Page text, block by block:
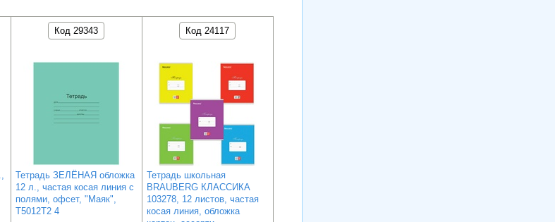
Код 29343
Тетрадь ЗЕЛЁНАЯ обложка
12 л., частая косая линия с
полями, офсет, "Маяк",
Т5012Т2 4
Код 24117
Тетрадь школьная
BRAUBERG КЛАССИКА
103278, 12 листов, частая
косая линия, обложка